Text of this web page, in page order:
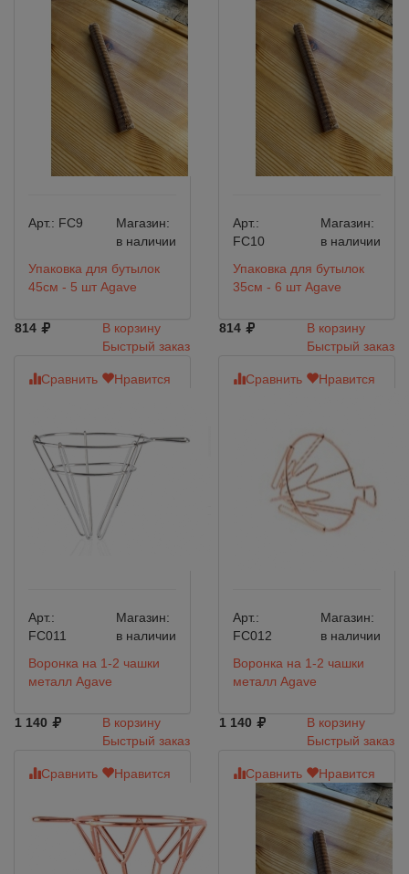
Арт.: FC9
Магазин:
в наличии
Упаковка для бутылок
45см - 5 шт Agave
814
В корзину
Быстрый заказ
Арт.:
FC10
Магазин:
в наличии
Упаковка для бутылок
35см - 6 шт Agave
814
В корзину
Быстрый заказ
Сравнить Нравится
Арт.:
FC011
Магазин:
в наличии
Воронка на 1-2 чашки
металл Agave
1 140
В корзину
Быстрый заказ
Сравнить Нравится
Арт.:
FC012
Магазин:
в наличии
Воронка на 1-2 чашки
металл Agave
1 140
В корзину
Быстрый заказ
Сравнить Нравится Сравнить Нравится